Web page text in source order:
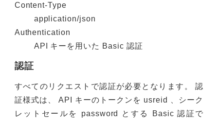
Content-Type
application/json
Authentication
API キーを用いた Basic 認証
認証
すべてのリクエストで認証が必要となります。 認
証様式は、 API キーのトークンを usreid 、シーク
レットセールを password とする Basic 認証で